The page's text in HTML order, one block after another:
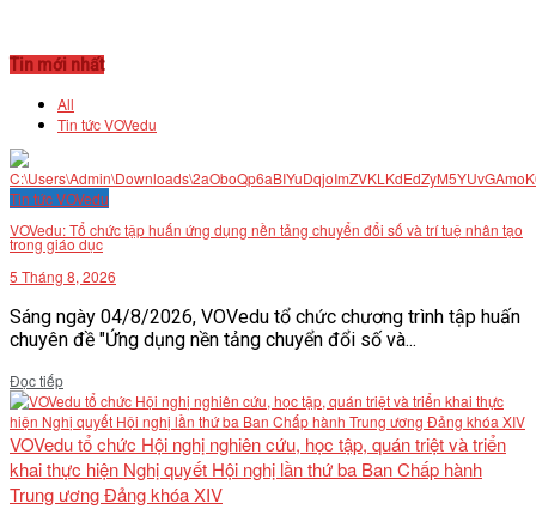
Tin mới nhất
All
Tin tức VOVedu
Tin tức VOVedu
VOVedu: Tổ chức tập huấn ứng dụng nền tảng chuyển đổi số và trí tuệ nhân tạo
trong giáo dục
5 Tháng 8, 2026
Sáng ngày 04/8/2026, VOVedu tổ chức chương trình tập huấn
chuyên đề "Ứng dụng nền tảng chuyển đổi số và...
Đọc tiếpDetails
VOVedu tổ chức Hội nghị nghiên cứu, học tập, quán triệt và triển
khai thực hiện Nghị quyết Hội nghị lần thứ ba Ban Chấp hành
Trung ương Đảng khóa XIV